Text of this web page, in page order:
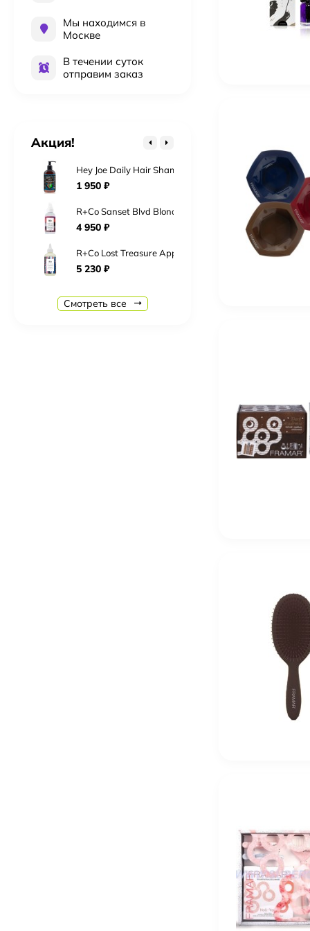
Мы находимся в
Москве
В течении суток
отправим заказ
Акция!
Kydra Le Salon 4-18 Jelly Gloss 60 мл Краска для
2 016₽
Kydra Le Salon 10-3 Jelly Gloss 60 мл Краска для
Hey Joe Daily Hair Shampoo Шампунь для
1 950 ₽
R+Co Sanset Blvd Blonde Сансет Бульвар
4 950 ₽
R+Co Lost Treasure Apple Cider Vinegar 177 мл «Мое
5 230 ₽
R+Co Ring Tone Ultra Fefining Gel Crème Гель-Крем
5 290₽
R+Co Zipper Multitasking Styling Lotion 177 мл
R+Co Lost Treasure Apple Cider Vinegar Cleansing
Christina Fitzgerald Профессиональное средство
Christina Fitzgerald Топ Ultra Non Wipe Top без
Christina Fitzgerald Ultra Matte Top Матовый Топ для
R+Co Shampoo «Дивный сад» Supergarden CBD
R+Co Conditioner «Дивный сад» Supergarden CBD
R+Co Super Garden Успокаивающий уход «Дивный
Kydra Le Salon 4 Jelly Gloss 60 мл Краска для волос
Kydra Le Salon 4-6 Jelly Gloss 60 мл Краска для
Kydra Le Salon 4-18 Jelly Gloss 60 мл Краска для
Kydra Le Salon 6-18 Jelly Gloss 60 мл Краска для
Смотреть все